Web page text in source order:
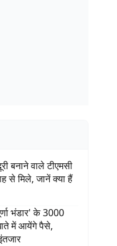
बनाने वाले टीएमसी
से मिले, जानें क्या हैं
भंडार' के 3000
में आयेंगे पैसे,